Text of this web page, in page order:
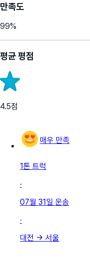
만족도
99%
평균 평점
4.5점
매우 만족
1톤 트럭
·
07월 31일 운송
·
대전 → 서울